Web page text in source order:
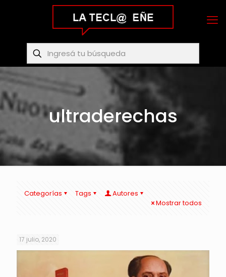
ultraderechas
Categorías Tags
Autores
Mostrar todos
17 julio, 2020